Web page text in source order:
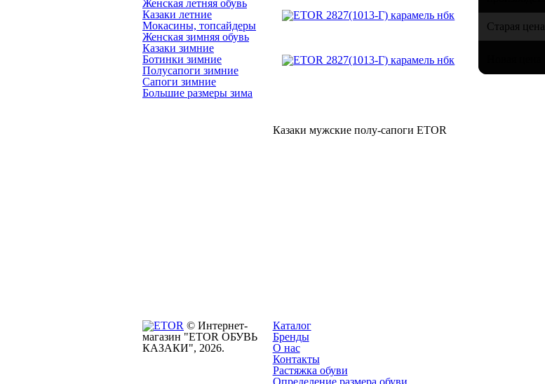
Женская летняя обувь
Казаки летние
Мокасины, топсайдеры
Женская зимняя обувь
Казаки зимние
Ботинки зимние
Полусапоги зимние
Сапоги зимние
Большие размеры зима
Старая цена
Казаки мужские полу-сапоги ETOR
© Интернет-
магазин "ETOR ОБУВЬ
КАЗАКИ", 2026.
Каталог
Бренды
О нас
Контакты
Растяжка обуви
Определение размера обуви